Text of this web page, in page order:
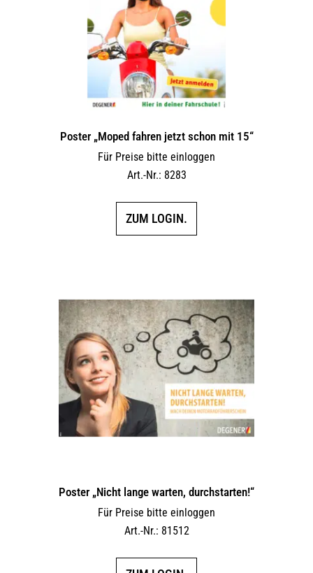
Poster „Moped fahren jetzt schon mit 15“
Für Preise bitte einloggen
Art.-Nr.: 8283
ZUM LOGIN.
Poster „Nicht lange warten, durchstarten!“
Für Preise bitte einloggen
Art.-Nr.: 81512